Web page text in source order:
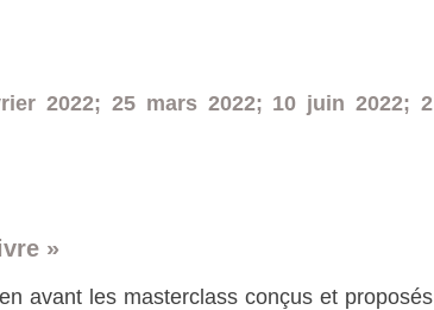
2022; 25 mars 2022; 10 juin 2022; 2
»
avant les masterclass conçus et proposés